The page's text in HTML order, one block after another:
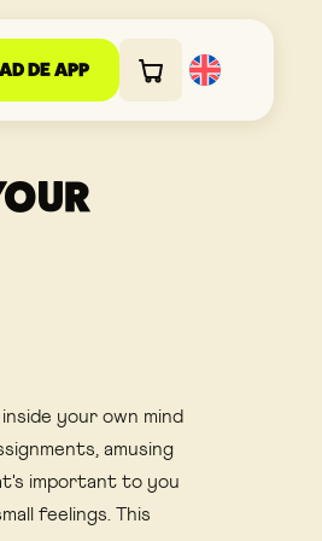
DE APP
your own mind
amusing
important to you
feelings. This